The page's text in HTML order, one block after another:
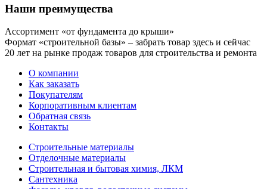
Наши преимущества
Ассортимент «от фундамента до крыши»
Формат «строительной базы» – забрать товар здесь и сейчас
20 лет на рынке продаж товаров для строительства и ремонта
О компании
Как заказать
Покупателям
Корпоративным клиентам
Обратная связь
Контакты
Строительные материалы
Отделочные материалы
Строительная и бытовая химия, ЛКМ
Сантехника